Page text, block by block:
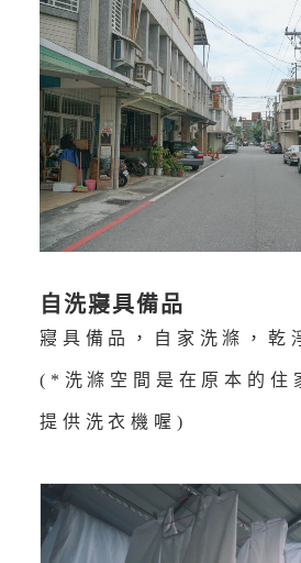
自洗寢具備品
寢具備品，自家洗滌，乾
(*洗滌空間是在原本的住
提供洗衣機喔)